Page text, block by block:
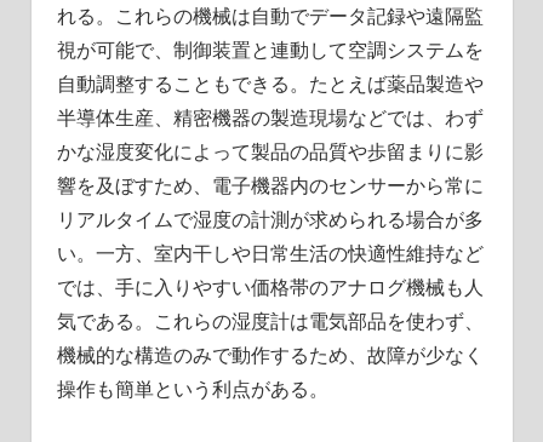
れる。これらの機械は自動でデータ記録や遠隔監
視が可能で、制御装置と連動して空調システムを
自動調整することもできる。たとえば薬品製造や
半導体生産、精密機器の製造現場などでは、わず
かな湿度変化によって製品の品質や歩留まりに影
響を及ぼすため、電子機器内のセンサーから常に
リアルタイムで湿度の計測が求められる場合が多
い。一方、室内干しや日常生活の快適性維持など
では、手に入りやすい価格帯のアナログ機械も人
気である。これらの湿度計は電気部品を使わず、
機械的な構造のみで動作するため、故障が少なく
操作も簡単という利点がある。